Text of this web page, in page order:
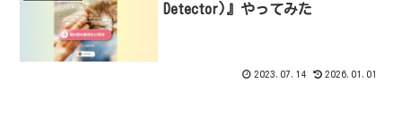
Detector)』やってみた
2023.07.14 2026.01.01